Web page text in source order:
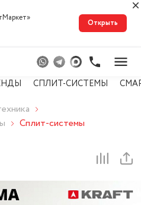
Открыть
СПЛИТ-СИСТЕМЫ
Сплит-системы